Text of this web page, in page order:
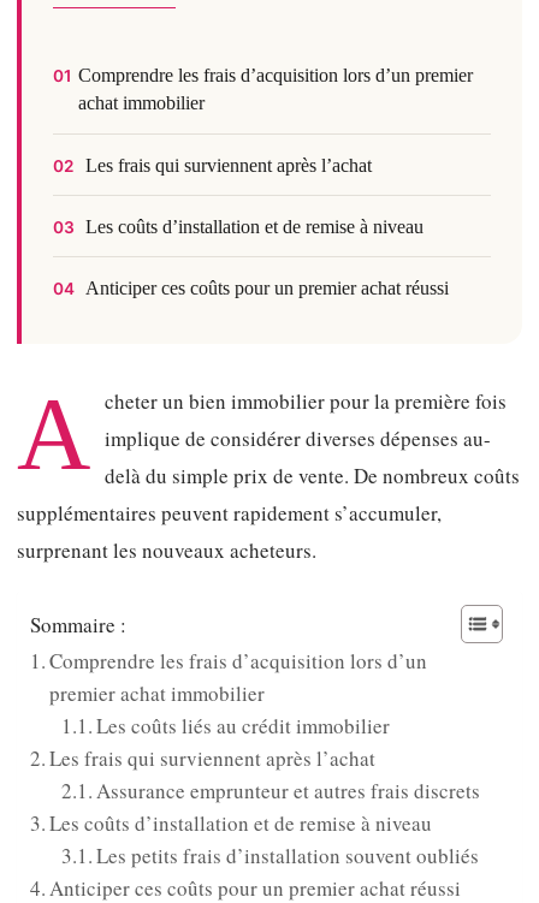
01 Comprendre les frais d’acquisition lors d’un premier
achat immobilier
02 Les frais qui surviennent après l’achat
03 Les coûts d’installation et de remise à niveau
04 Anticiper ces coûts pour un premier achat réussi
A cheter un bien immobilier pour la première fois
implique de considérer diverses dépenses au-
delà du simple prix de vente. De nombreux coûts
supplémentaires peuvent rapidement s’accumuler,
surprenant les nouveaux acheteurs.
Sommaire :
Comprendre les frais d’acquisition lors d’un
premier achat immobilier
Les coûts liés au crédit immobilier
Les frais qui surviennent après l’achat
Assurance emprunteur et autres frais discrets
Les coûts d’installation et de remise à niveau
Les petits frais d’installation souvent oubliés
Anticiper ces coûts pour un premier achat réussi